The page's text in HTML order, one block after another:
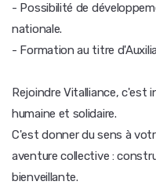
- Possibilité de
nationale.
- Formation au titre
Rejoindre Vitalliance, c'est
humaine et solidaire.
C'est donner du sens à
aventure collective :
bienveillante.